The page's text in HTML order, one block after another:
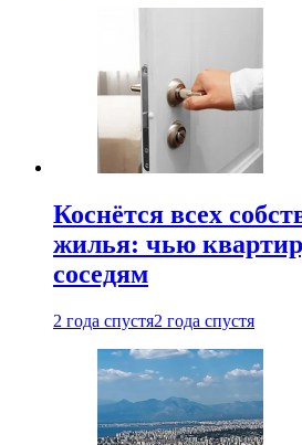
Коснётся всех
жилья: чью
соседям
2 года спустя2 года спустя